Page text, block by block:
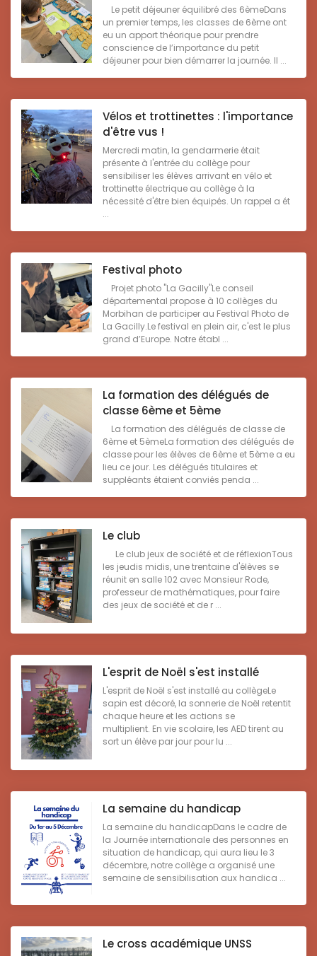
Le petit déjeuner équilibré des 6èmeDans
un premier temps, les classes de 6ème ont
eu un apport théorique pour prendre
conscience de l’importance du petit
déjeuner pour bien démarrer la journée. Il ...
Vélos et trottinettes : l'importance
d'être vus !
Mercredi matin, la gendarmerie était
présente à l'entrée du collège pour
sensibiliser les élèves arrivant en vélo et
trottinette électrique au collège à la
nécessité d'être bien équipés. Un rappel a ét
...
Festival photo
Projet photo "La Gacilly"Le conseil
départemental propose à 10 collèges du
Morbihan de participer au Festival Photo de
La Gacilly.Le festival en plein air, c'est le plus
grand d’Europe. Notre établ ...
La formation des délégués de
classe 6ème et 5ème
La formation des délégués de classe de
6ème et 5èmeLa formation des délégués de
classe pour les élèves de 6ème et 5ème a eu
lieu ce jour. Les délégués titulaires et
suppléants étaient conviés penda ...
Le club
Le club jeux de société et de réflexionTous
les jeudis midis, une trentaine d'élèves se
réunit en salle 102 avec Monsieur Rode,
professeur de mathématiques, pour faire
des jeux de société et de r ...
L'esprit de Noël s'est installé
L'esprit de Noël s'est installé au collègeLe
sapin est décoré, la sonnerie de Noël retentit
chaque heure et les actions se
multiplient. En vie scolaire, les AED tirent au
sort un élève par jour pour lu ...
La semaine du handicap
La semaine du handicapDans le cadre de
la Journée internationale des personnes en
situation de handicap, qui aura lieu le 3
décembre, notre collège a organisé une
semaine de sensibilisation aux handica ...
Le cross académique UNSS